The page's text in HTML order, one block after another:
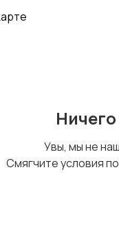
Увы, мы не
Смягчите условия